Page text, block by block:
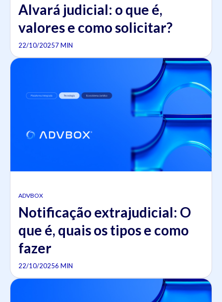
Alvará judicial: o que é,
valores e como solicitar?
22/10/20257 MIN
ADVBOX
Notificação extrajudicial: O
que é, quais os tipos e como
fazer
22/10/20256 MIN